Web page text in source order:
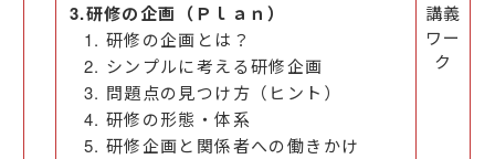
3.研修の企画（Ｐｌａｎ）
研修の企画とは？
シンプルに考える研修企画
問題点の見つけ方（ヒント）
研修の形態・体系
研修企画と関係者への働きかけ
講義
ワー
ク